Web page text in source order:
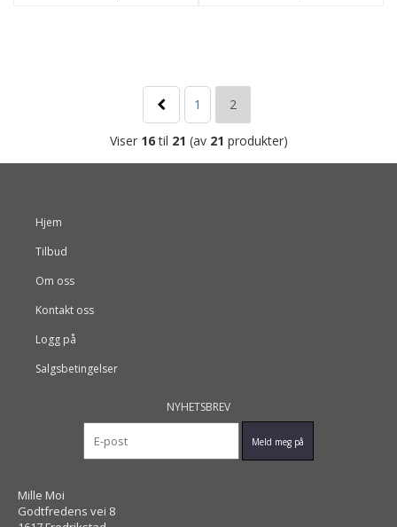
1 2
Viser 16til 21 (av 21 produkter)
Hjem
Tilbud
Om oss
Kontakt oss
Logg på
Salgsbetingelser
NYHETSBREV
Mille Moi
Godtfredens vei 8